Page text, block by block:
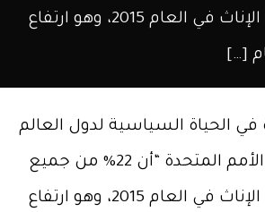
البرلمانيين هم من الإناث في العام 2015، وهو ارتفاع
في الحياة السياسية لدول العالم
ببطء، تشير تقارير الأمم المتحدة “أن 22% من جميع
البرلمانيين هم من الإناث في العام 2015، وهو ارتفاع